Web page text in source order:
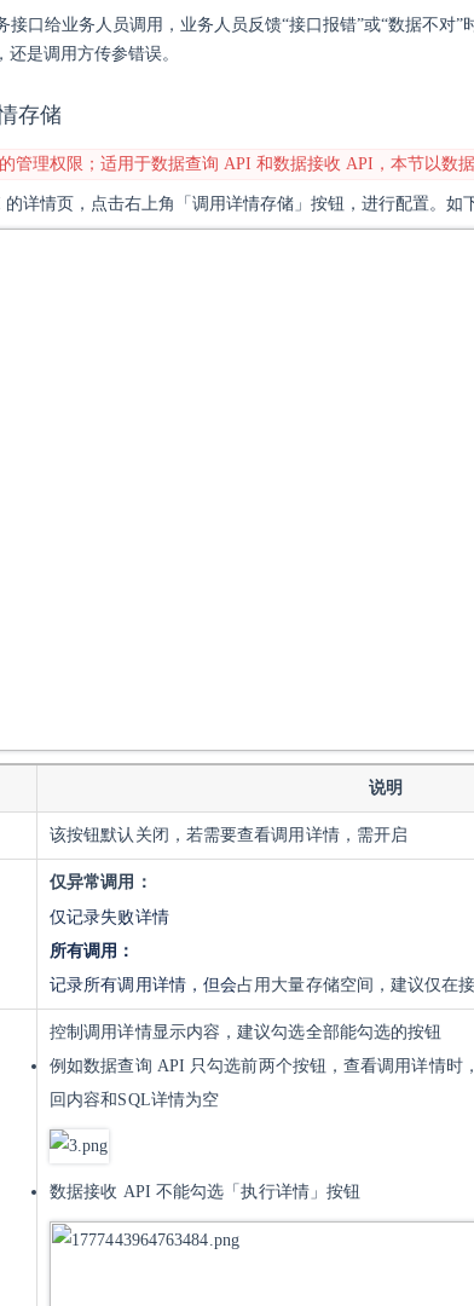
接口给业务人员调用，业务人员反馈“接口报错”或“数据不对”
是调用方传参错误。
存储
管理权限；适用于数据查询 API 和数据接收 API，本节以数据
详情页，点击右上角「调用详情存储」按钮，进行配置。如
说明
该按钮默认关闭，若需要查看调用详情，需开启
仅异常调用：
仅记录失败详情
所有调用：
记录所有调用详情，但会占用大量存储空间，建议仅在
控制调用详情显示内容，建议勾选全部能勾选的按钮
例如数据查询 API 只勾选前两个按钮，查看调用详情时
回内容和SQL详情为空
数据接收 API 不能勾选「执行详情」 按钮